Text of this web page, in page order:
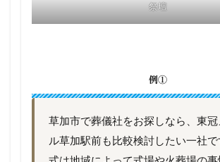
祭壇
例①
草加市で葬儀社をお探しなら、東
ル草加駅前も比較検討したい一社